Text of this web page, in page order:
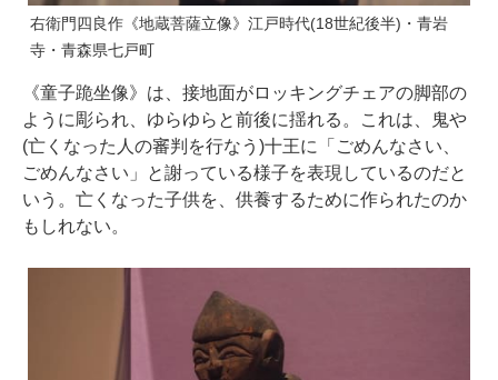
右衛門四良作《地蔵菩薩立像》江戸時代(18世紀後半)・青岩
寺・青森県七戸町
《童子跪坐像》は、接地面がロッキングチェアの脚部の
ように彫られ、ゆらゆらと前後に揺れる。これは、鬼や
(亡くなった人の審判を行なう)十王に「ごめんなさい、
ごめんなさい」と謝っている様子を表現しているのだと
いう。亡くなった子供を、供養するために作られたのか
もしれない。